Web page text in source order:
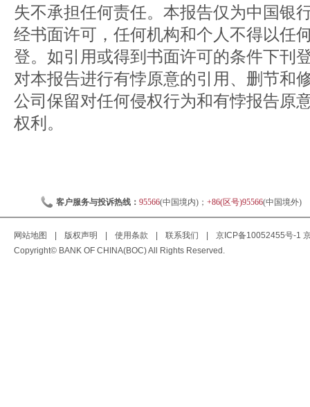
失不承担任何责任。本报告仅为中国银
经书面许可，任何机构和个人不得以任
登。如引用或得到书面许可的条件下刊
对本报告进行有悖原意的引用、删节和
公司保留对任何侵权行为和有悖报告原
权利。
客户服务与投诉热线： 95566(中国境内)； +86(区号)95566(中国境外)
网站地图 版权声明 使用条款 联系我们 京ICP备10052455号-1
Copyright© BANK OF CHINA(BOC) All Rights Reserved.